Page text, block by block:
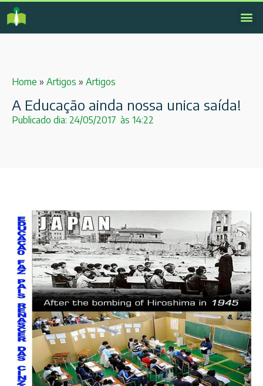
Home » Artigos » Artigos
A Educação ainda nossa unica saída!
Publicado dia: 24/05/2017 às 14:22